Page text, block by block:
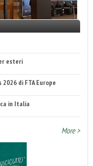
esteri
di FTA Europe
in Italia
More >